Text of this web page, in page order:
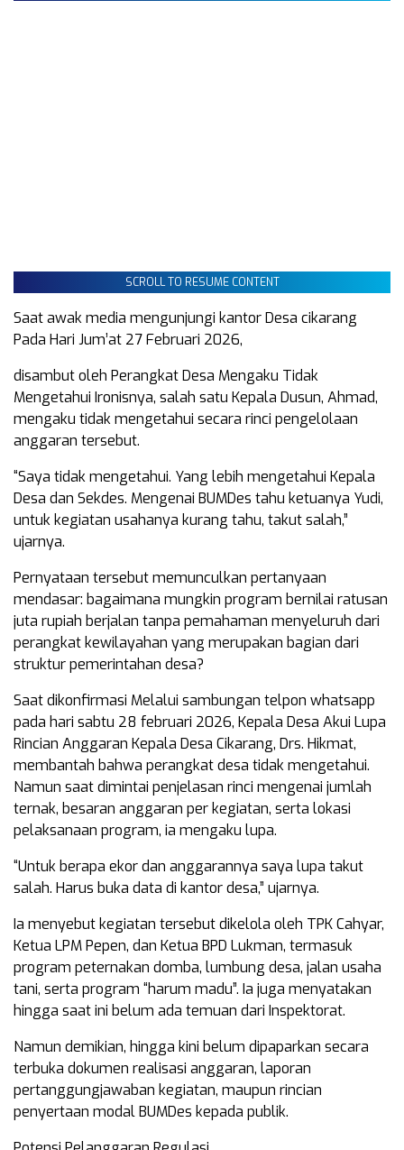
SCROLL TO RESUME CONTENT
Saat awak media mengunjungi kantor Desa cikarang
Pada Hari Jum’at 27 Februari 2026,
disambut oleh Perangkat Desa Mengaku Tidak
Mengetahui Ironisnya, salah satu Kepala Dusun, Ahmad,
mengaku tidak mengetahui secara rinci pengelolaan
anggaran tersebut.
“Saya tidak mengetahui. Yang lebih mengetahui Kepala
Desa dan Sekdes. Mengenai BUMDes tahu ketuanya Yudi,
untuk kegiatan usahanya kurang tahu, takut salah,”
ujarnya.
Pernyataan tersebut memunculkan pertanyaan
mendasar: bagaimana mungkin program bernilai ratusan
juta rupiah berjalan tanpa pemahaman menyeluruh dari
perangkat kewilayahan yang merupakan bagian dari
struktur pemerintahan desa?
Saat dikonfirmasi Melalui sambungan telpon whatsapp
pada hari sabtu 28 februari 2026, Kepala Desa Akui Lupa
Rincian Anggaran Kepala Desa Cikarang, Drs. Hikmat,
membantah bahwa perangkat desa tidak mengetahui.
Namun saat dimintai penjelasan rinci mengenai jumlah
ternak, besaran anggaran per kegiatan, serta lokasi
pelaksanaan program, ia mengaku lupa.
“Untuk berapa ekor dan anggarannya saya lupa takut
salah. Harus buka data di kantor desa,” ujarnya.
Ia menyebut kegiatan tersebut dikelola oleh TPK Cahyar,
Ketua LPM Pepen, dan Ketua BPD Lukman, termasuk
program peternakan domba, lumbung desa, jalan usaha
tani, serta program “harum madu”. Ia juga menyatakan
hingga saat ini belum ada temuan dari Inspektorat.
Namun demikian, hingga kini belum dipaparkan secara
terbuka dokumen realisasi anggaran, laporan
pertanggungjawaban kegiatan, maupun rincian
penyertaan modal BUMDes kepada publik.